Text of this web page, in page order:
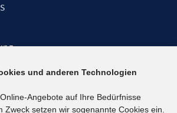
und anderen Technologien
Angebote auf Ihre Bedürfnisse
Zweck setzen wir sogenannte Cookies ein.